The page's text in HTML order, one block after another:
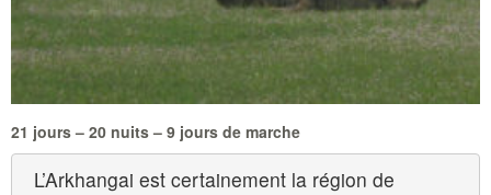
21 jours – 20 nuits – 9 jours de marche
L’Arkhangai est certainement la région de